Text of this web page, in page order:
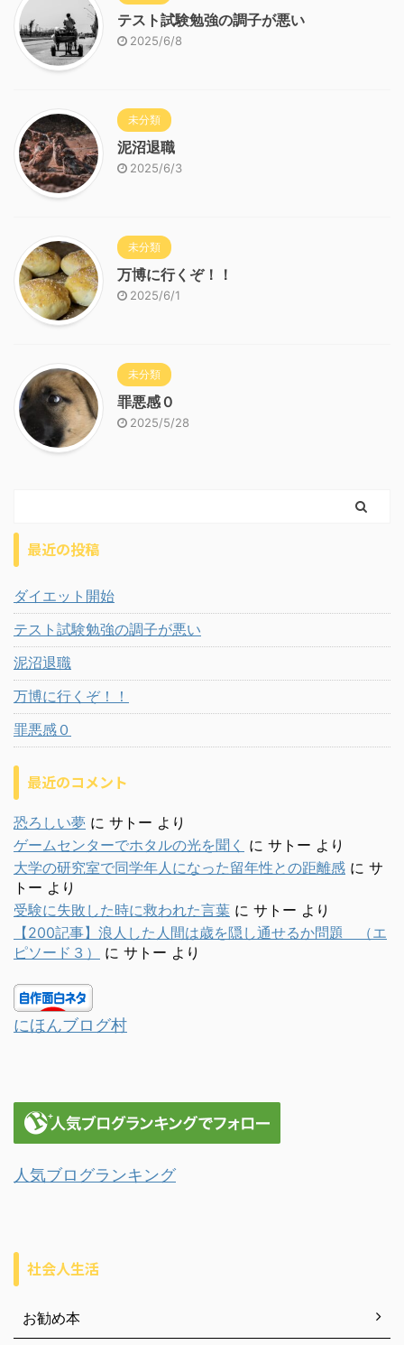
テスト試験勉強の調子が悪い
2025/6/8
未分類
泥沼退職
2025/6/3
未分類
万博に行くぞ！！
2025/6/1
未分類
罪悪感０
2025/5/28
最近の投稿
ダイエット開始
テスト試験勉強の調子が悪い
泥沼退職
万博に行くぞ！！
罪悪感０
最近のコメント
恐ろしい夢 に サトー より
ゲームセンターでホタルの光を聞く に サトー より
大学の研究室で同学年人になった留年性との距離感 に サ
トー より
受験に失敗した時に救われた言葉 に サトー より
【200記事】浪人した人間は歳を隠し通せるか問題 （エ
ピソード３）
に サトー より
にほんブログ村
人気ブログランキング
社会人生活
お勧め本